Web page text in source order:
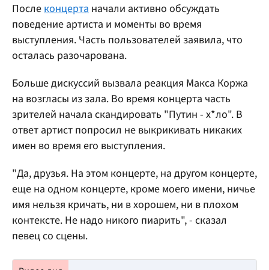
После концерта начали активно обсуждать
поведение артиста и моменты во время
выступления. Часть пользователей заявила, что
осталась разочарована.
Больше дискуссий вызвала реакция Макса Коржа
на возгласы из зала. Во время концерта часть
зрителей начала скандировать "Путин - х*ло". В
ответ артист попросил не выкрикивать никаких
имен во время его выступления.
"Да, друзья. На этом концерте, на другом концерте,
еще на одном концерте, кроме моего имени, ничье
имя нельзя кричать, ни в хорошем, ни в плохом
контексте. Не надо никого пиарить", - сказал
певец со сцены.